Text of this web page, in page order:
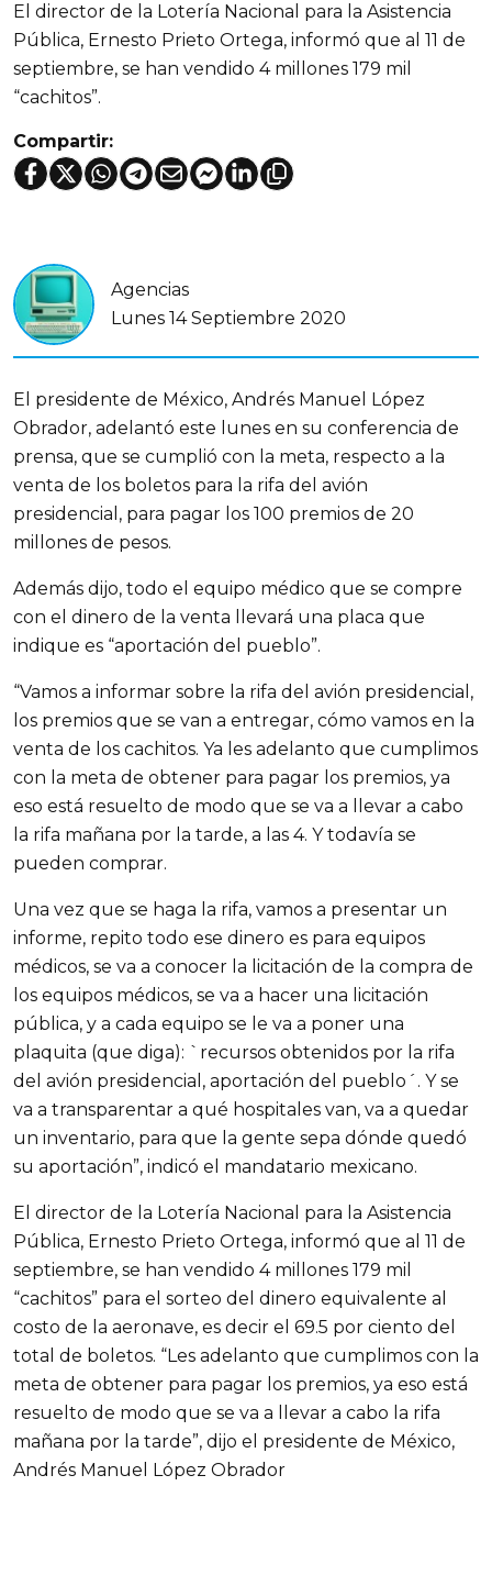
El director de la Lotería Nacional para la Asistencia
Pública, Ernesto Prieto Ortega, informó que al 11 de
septiembre, se han vendido 4 millones 179 mil
“cachitos”.
Compartir:
Agencias
Lunes 14 Septiembre 2020
El presidente de México, Andrés Manuel López
Obrador, adelantó este lunes en su conferencia de
prensa, que se cumplió con la meta, respecto a la
venta de los boletos para la rifa del avión
presidencial, para pagar los 100 premios de 20
millones de pesos.
Además dijo, todo el equipo médico que se compre
con el dinero de la venta llevará una placa que
indique es “aportación del pueblo”.
“Vamos a informar sobre la rifa del avión presidencial,
los premios que se van a entregar, cómo vamos en la
venta de los cachitos. Ya les adelanto que cumplimos
con la meta de obtener para pagar los premios, ya
eso está resuelto de modo que se va a llevar a cabo
la rifa mañana por la tarde, a las 4. Y todavía se
pueden comprar.
Una vez que se haga la rifa, vamos a presentar un
informe, repito todo ese dinero es para equipos
médicos, se va a conocer la licitación de la compra de
los equipos médicos, se va a hacer una licitación
pública, y a cada equipo se le va a poner una
plaquita (que diga): `recursos obtenidos por la rifa
del avión presidencial, aportación del pueblo´. Y se
va a transparentar a qué hospitales van, va a quedar
un inventario, para que la gente sepa dónde quedó
su aportación”, indicó el mandatario mexicano.
El director de la Lotería Nacional para la Asistencia
Pública, Ernesto Prieto Ortega, informó que al 11 de
septiembre, se han vendido 4 millones 179 mil
“cachitos” para el sorteo del dinero equivalente al
costo de la aeronave, es decir el 69.5 por ciento del
total de boletos. “Les adelanto que cumplimos con la
meta de obtener para pagar los premios, ya eso está
resuelto de modo que se va a llevar a cabo la rifa
mañana por la tarde”, dijo el presidente de México,
Andrés Manuel López Obrador